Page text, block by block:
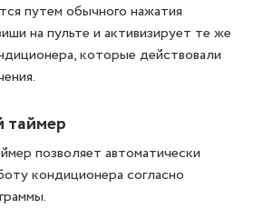
путем обычного нажатия
на пульте и активизирует те же
которые действовали
таймер
позволяет автоматически
кондиционера согласно